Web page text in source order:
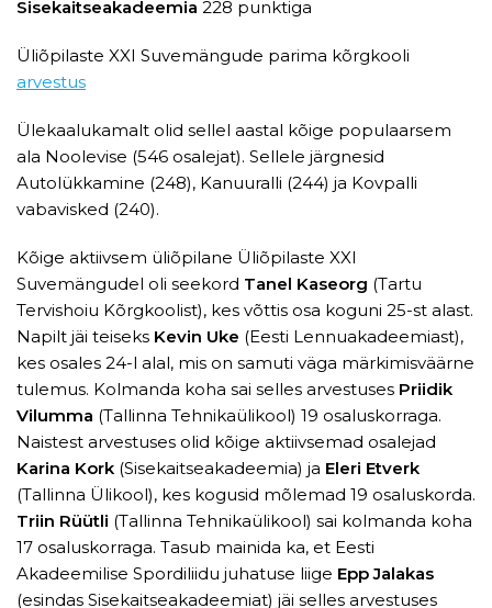
Sisekaitseakadeemia 228 punktiga
Üliõpilaste XXI Suvemängude parima kõrgkooli
arvestus
Ülekaalukamalt olid sellel aastal kõige populaarsem
ala Noolevise (546 osalejat). Sellele järgnesid
Autolükkamine (248), Kanuuralli (244) ja Kovpalli
vabavisked (240).
Kõige aktiivsem üliõpilane Üliõpilaste XXI
Suvemängudel oli seekord Tanel Kaseorg (Tartu
Tervishoiu Kõrgkoolist), kes võttis osa koguni 25-st alast.
Napilt jäi teiseks Kevin Uke (Eesti Lennuakadeemiast),
kes osales 24-l alal, mis on samuti väga märkimisväärne
tulemus. Kolmanda koha sai selles arvestuses Priidik
Vilumma (Tallinna Tehnikaülikool) 19 osaluskorraga.
Naistest arvestuses olid kõige aktiivsemad osalejad
Karina Kork (Sisekaitseakadeemia) ja Eleri Etverk
(Tallinna Ülikool), kes kogusid mõlemad 19 osaluskorda.
Triin Rüütli (Tallinna Tehnikaülikool) sai kolmanda koha
17 osaluskorraga. Tasub mainida ka, et Eesti
Akadeemilise Spordiliidu juhatuse liige Epp Jalakas
(esindas Sisekaitseakadeemiat) jäi selles arvestuses